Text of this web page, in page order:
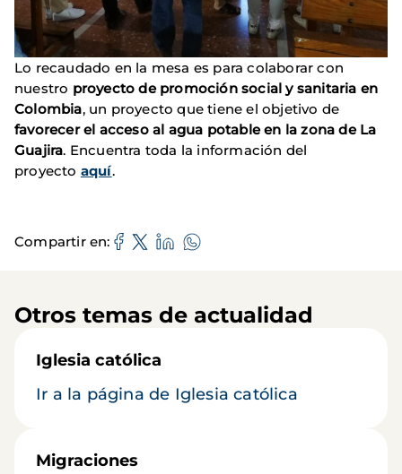
Lo recaudado en la mesa es para colaborar con
nuestro proyecto de promoción social y sanitaria en
Colombia, un proyecto que tiene el objetivo de
favorecer el acceso al agua potable en la zona de La
Guajira. Encuentra toda la información del
proyecto aquí.
Compartir en
Otros temas de actualidad
Iglesia católica
Ir a la página de Iglesia católica
Migraciones